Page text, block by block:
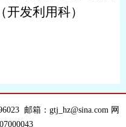
（开发利用科）
邮箱：gtj_hz@sina.com 网